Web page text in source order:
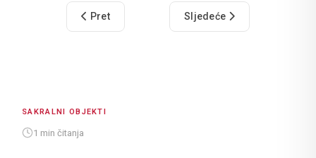
SAKRALNI OBJEKTI
1 min čitanja
Prethodni članak: Benediktinski samostan
Pret Sljedeći članak: Crkvica
Sljedeće